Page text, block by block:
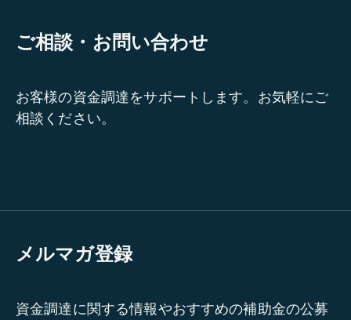
ご相談・お問い合わせ
お客様の資金調達をサポートします。お気軽にご
相談ください。
メルマガ登録
資金調達に関する情報やおすすめの補助金の公募